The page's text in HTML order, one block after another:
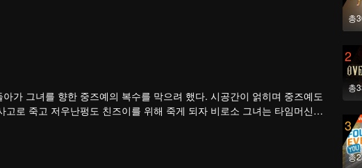
가 그녀를 향한 중즈예의 복수를 막으려 했다. 시공간이 얽히며 중즈예도
로 죽고 저우난펑도 친즈이를 위해 죽게 되자 비로소 그녀는 타임머신의
좋아하는 사람이 쑹싱웨라는 걸 발견한 것이다. 사랑과 증오가 뒤얽힌
총
2
총
3
총